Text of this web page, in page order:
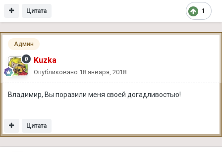
1
Цитата
Админ
Kuzka
Опубликовано 18 января, 2018
Владимир, Вы поразили меня своей догадливостью!
Цитата